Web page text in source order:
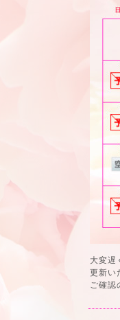
大変遅
更新い
ご確認